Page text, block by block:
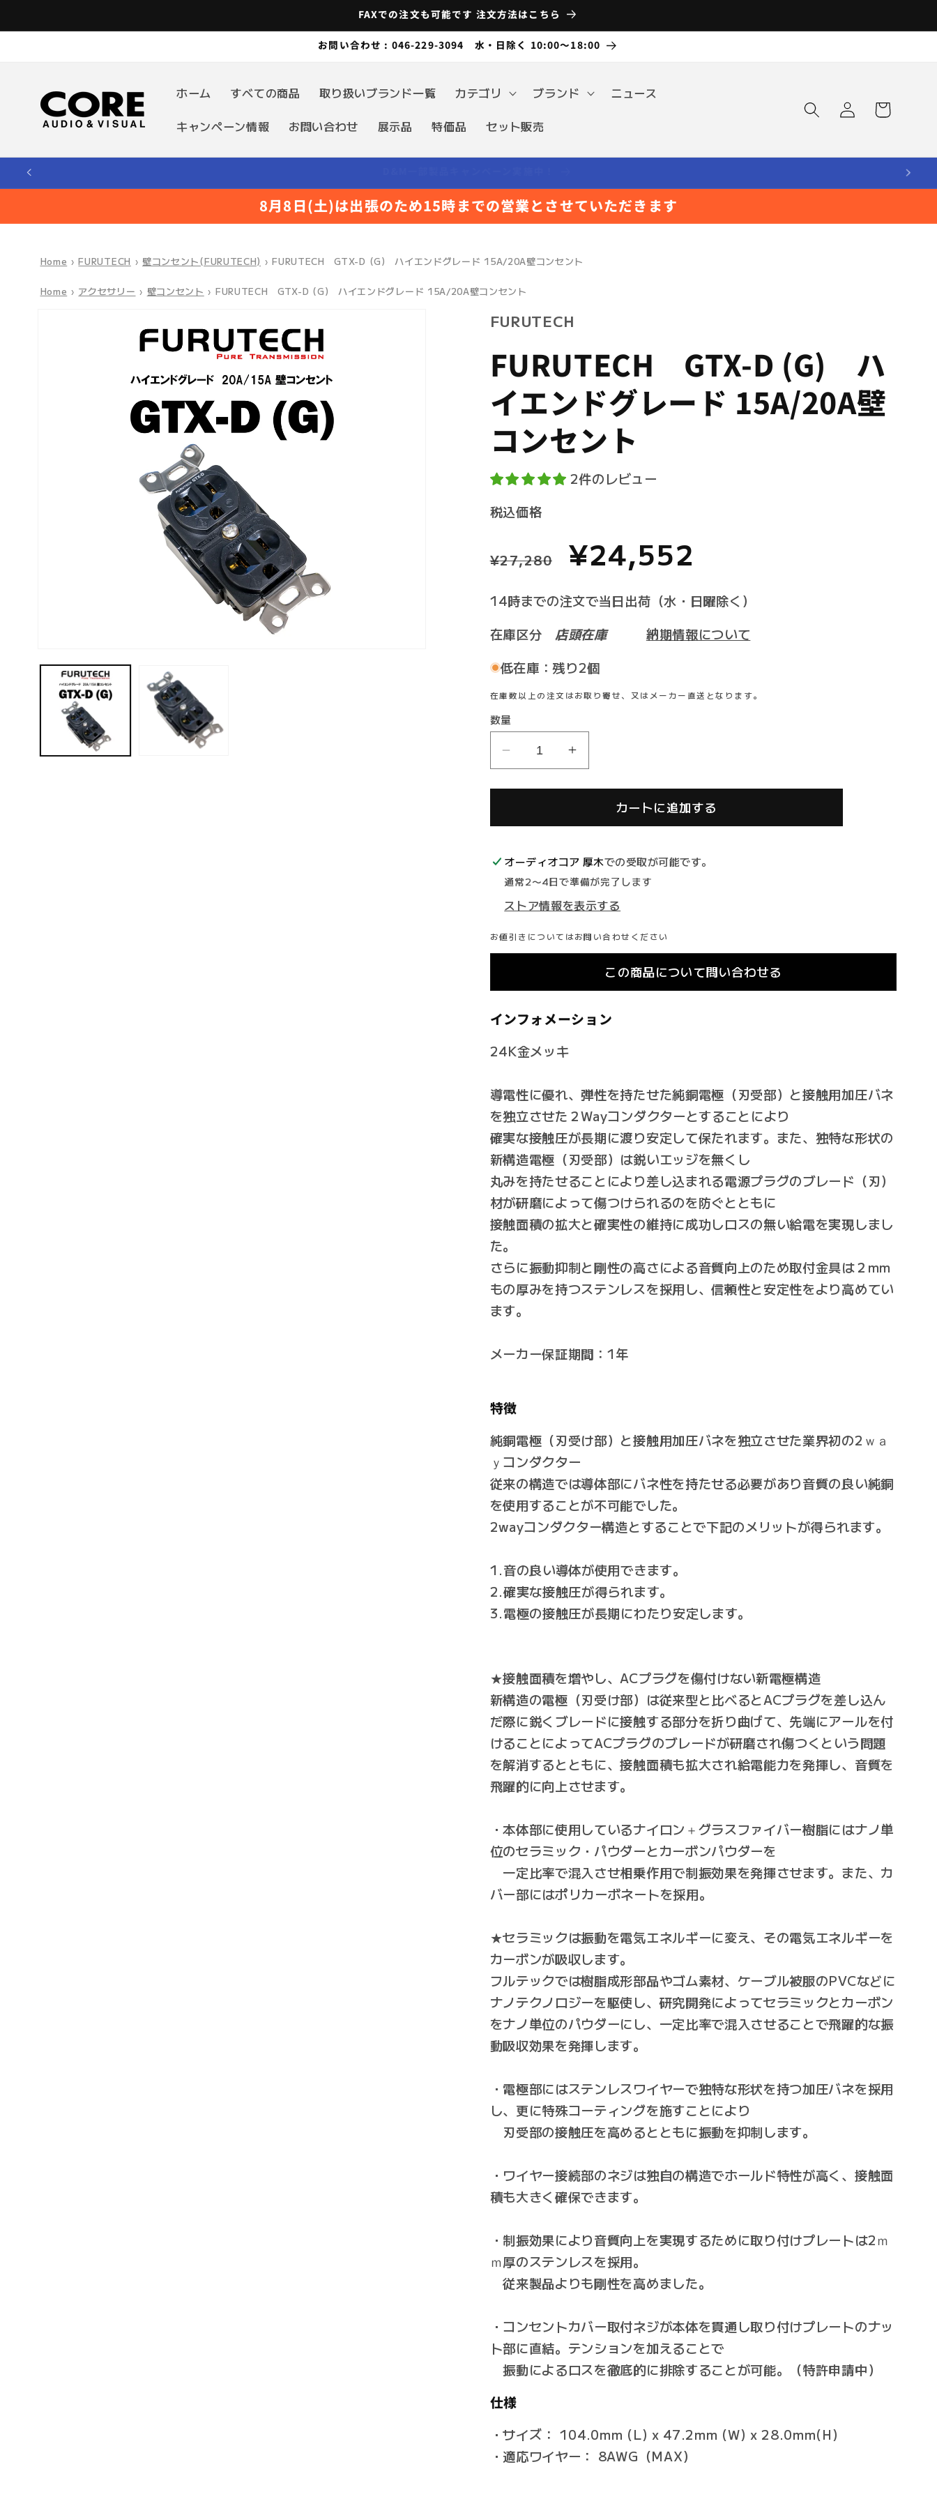
進む
FAXでの注文も可能です 注文方法はこちら
お問い合わせ : 046-229-3094 水・日除く 10:00～18:00
ホーム すべての商品 取り扱いブランド一覧 カテゴリ ブランド
ニュース
キャンペーン情報
お問い合わせ 展示品 特価品 セット販売
グ
イ
ー
8月8日(土)は出張のため15時までの営業とさせていただきます
Home › FURUTECH › 壁コンセント(FURUTECH) › FURUTECH GTX-D (G) ハイエンドグレード 15A/20A壁コンセント
Home › アクセサリー › 壁コンセント › FURUTECH GTX-D (G) ハイエンドグレード 15A/20A壁コンセント
ー
ア
FURUTECH
FURUTECH GTX-D (G) ハ
イエンドグレード 15A/20A壁
コンセント
SKU:
2件のレビュー
税込価格
通
常
価
格
¥27,280
セ
ー
ル
価
格
¥24,552
14時までの注文で当日出荷（水・日曜除く）
在庫区分 店頭在庫
納期情報について
低在庫：残り2個
在庫数以上の注文はお取り寄せ、又はメーカー直送となります。
数量
FURUTECH
GTX-
D
ハ
エ
ン
ド
レ
壁
ン
ン
ト
の
数
量
を
減
ら
す
FURUTECH
GTX-
D
ハ
エ
ン
ド
レ
壁
ン
ト
の
数
量
増
や
カートに追加する
オーディオコア 厚木での受取が可能です。
通常2〜4日で準備が完了します
ストア情報を表示する
お値引きについてはお問い合わせください
この商品について問い合わせる
インフォメーション
24K金メッキ
導電性に優れ、弾性を持たせた純銅電極（刃受部）と接触用加圧バネ
を独立させた２Wayコンダクターとすることにより
確実な接触圧が長期に渡り安定して保たれます。また、独特な形状の
新構造電極（刃受部）は鋭いエッジを無くし
丸みを持たせることにより差し込まれる電源プラグのブレード（刃）
材が研磨によって傷つけられるのを防ぐとともに
接触面積の拡大と確実性の維持に成功しロスの無い給電を実現しまし
た。
さらに振動抑制と剛性の高さによる音質向上のため取付金具は２mm
もの厚みを持つステンレスを採用し、信頼性と安定性をより高めてい
ます。
メーカー保証期間：1年
特徴
純銅電極（刃受け部）と接触用加圧バネを独立させた業界初の2ｗａ
ｙコンダクター
従来の構造では導体部にバネ性を持たせる必要があり音質の良い純銅
を使用することが不可能でした。
2wayコンダクター構造とすることで下記のメリットが得られます。
1.音の良い導体が使用できます。
2.確実な接触圧が得られます。
3.電極の接触圧が長期にわたり安定します。
★接触面積を増やし、ACプラグを傷付けない新電極構造
新構造の電極（刃受け部）は従来型と比べるとACプラグを差し込ん
だ際に鋭くブレードに接触する部分を折り曲げて、先端にアールを付
けることによってACプラグのブレードが研磨され傷つくという問題
を解消するとともに、接触面積も拡大され給電能力を発揮し、音質を
飛躍的に向上させます。
・本体部に使用しているナイロン＋グラスファイバー樹脂にはナノ単
位のセラミック・パウダーとカーボンパウダーを
一定比率で混入させ相乗作用で制振効果を発揮させます。また、カ
バー部にはポリカーボネートを採用。
★セラミックは振動を電気エネルギーに変え、その電気エネルギーを
カーボンが吸収します。
フルテックでは樹脂成形部品やゴム素材、ケーブル被服のPVCなどに
ナノテクノロジーを駆使し、研究開発によってセラミックとカーボン
をナノ単位のパウダーにし、一定比率で混入させることで飛躍的な振
動吸収効果を発揮します。
・電極部にはステンレスワイヤーで独特な形状を持つ加圧バネを採用
し、更に特殊コーティングを施すことにより
刃受部の接触圧を高めるとともに振動を抑制します。
・ワイヤー接続部のネジは独自の構造でホールド特性が高く、接触面
積も大きく確保できます。
・制振効果により音質向上を実現するために取り付けプレートは2ｍ
ｍ厚のステンレスを採用。
従来製品よりも剛性を高めました。
・コンセントカバー取付ネジが本体を貫通し取り付けプレートのナッ
ト部に直結。テンションを加えることで
振動によるロスを徹底的に排除することが可能。（特許申請中）
仕様
・サイズ： 104.0mm (L) x 47.2mm (W) x 28.0mm(H)
・適応ワイヤー： 8AWG（MAX）